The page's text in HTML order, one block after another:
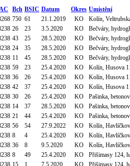
Bch BSIC Datum Okres Umístění
750 61 21.1.2019 KO
Kolín,
26 23 3.5.2020 KO
Bečváry,
43 25 28.5.2020 KO
Bečváry,
24 35 28.5.2020 KO
Bečváry,
11 45 28.5.2020 KO
Bečváry,
59 23 25.4.2020 KO
Kolín, Husova
36 26 25.4.2020 KO
Kolín, Husova
42 37 25.4.2020 KO
Kolín, Husova
30 26 25.4.2020 KO
Pašinka,
14 37 28.5.2020 KO
Pašinka,
21 44 25.4.2020 KO
Pašinka,
56 54 27.9.2022 KO
Kolín,
8 4 25.4.2020 KO
Kolín,
36 8 9.5.2020 KO
Kolín,
8 49 25.4.2020 KO
Přišimasy 124,
15 1 7.5.2020 KO
Přišimasy 124,